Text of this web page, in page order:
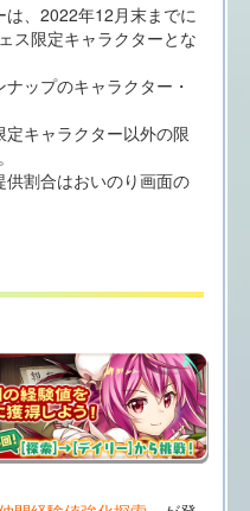
、2022年12月末までに
ス限定キャラクターとな
ップのキャラクター・
キャラクター以外の限
割合はおいのり画面の